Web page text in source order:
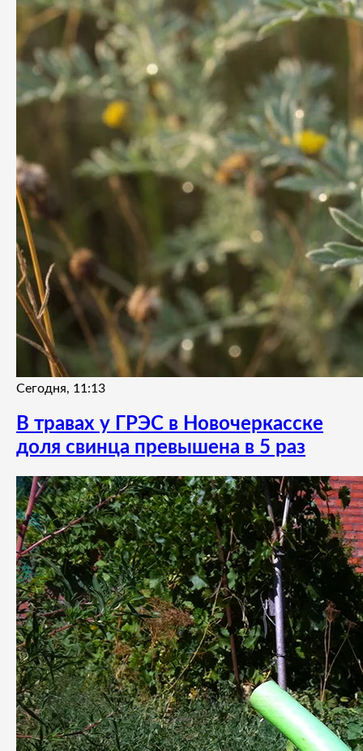
Сегодня, 11:13
В травах у ГРЭС в Новочеркасске
доля свинца превышена в 5 раз